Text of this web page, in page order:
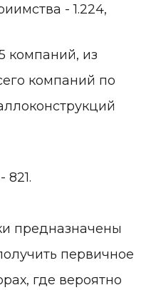
- 1.224,
компаний, из
компаний по
821.
предназначены
первичное
где вероятно